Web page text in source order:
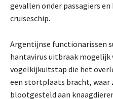
gevallen onder passagiers
cruiseschip.
Argentijnse functionarissen
hantavirus uitbraak mogelijk
vogelkijkuitstap die het
een stortplaats bracht, waar
blootgesteld aan